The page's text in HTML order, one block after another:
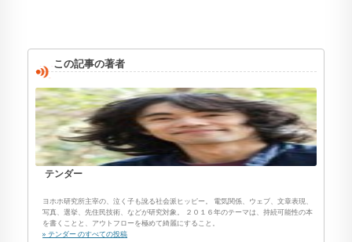
この記事の著者
テンダー
ヨホホ研究所主宰の、泣く子も訛る社会派ヒッピー。 電気関係、ウェブ、文章表現、
写真、選挙、先住民技術、などが研究対象。 ２０１６年のテーマは、持続可能性の本
を書くことと、アウトフローを極めて綺麗にすること。
» テンダー のすべての投稿